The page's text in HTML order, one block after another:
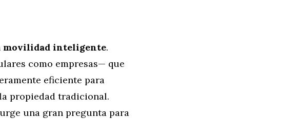
movilidad inteligente.
como empresas— que
eficiente para
propiedad tradicional.
una gran pregunta para